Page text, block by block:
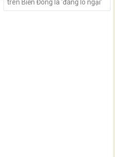
trên Biển Đông là ‘đáng lo ngại’